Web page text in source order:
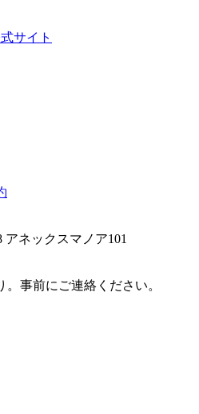
サイト
アネックスマノア101
事前にご連絡ください。